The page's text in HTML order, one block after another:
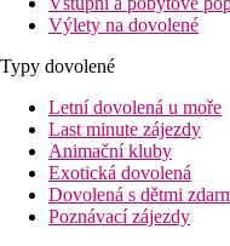
Výlety na dovolené
Typy dovolené
Letní dovolená u moře
Last minute zájezdy
Animační kluby
Exotická dovolená
Dovolená s dětmi
Poznávací zájezdy